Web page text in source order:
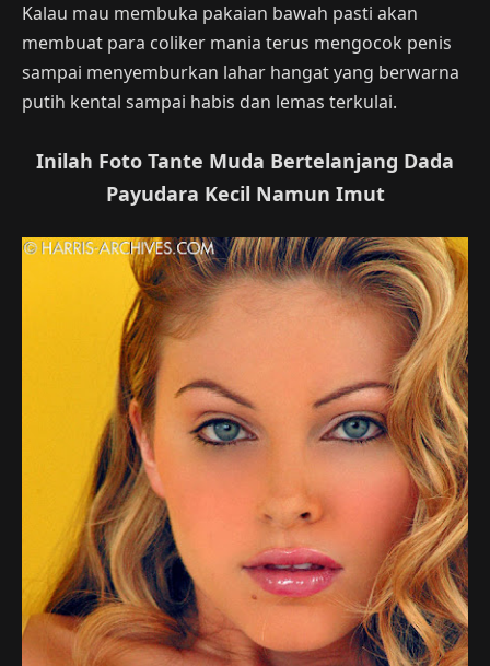
Kalau mau membuka pakaian bawah pasti akan
membuat para coliker mania terus mengocok penis
sampai menyemburkan lahar hangat yang berwarna
putih kental sampai habis dan lemas terkulai.
Inilah Foto Tante Muda Bertelanjang Dada
Payudara Kecil Namun Imut